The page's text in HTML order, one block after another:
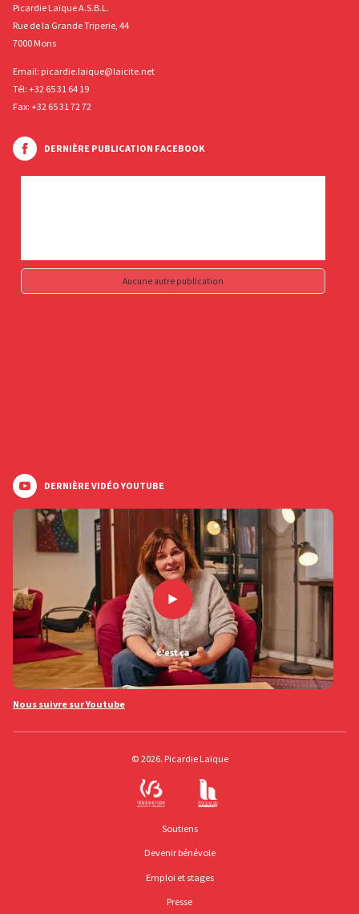
Picardie Laïque A.S.B.L.
Rue de la Grande Triperie, 44
7000 Mons
Email: picardie.laique@laicite.net
Tél: +32 65 31 64 19
Fax: +32 65 31 72 72
DERNIÈRE PUBLICATION FACEBOOK
Aucune autre publication
DERNIÈRE VIDÉO YOUTUBE
Nous suivre sur Youtube
© 2026. Picardie Laïque
Soutiens
Devenir bénévole
Emploi et stages
Presse